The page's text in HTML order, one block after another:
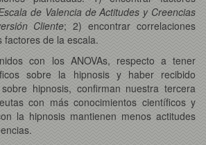
de Valencia de Actitudes y Creencias
Cliente; 2) encontrar correlaciones
factores de la escala.
con los ANOVAs, respecto a tener
sobre la hipnosis y haber recibido
hipnosis, confirman nuestra tercera
con más conocimientos científicos y
la hipnosis mantienen menos actitudes